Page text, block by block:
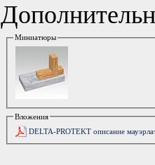
Миниатюры
Вложения
DELTA-PROTEKT описание